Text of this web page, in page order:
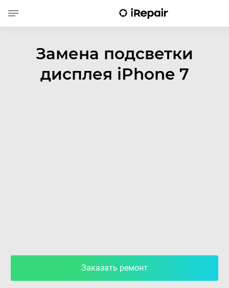
Замена подсветки
дисплея iPhone 7
Заказать ремонт